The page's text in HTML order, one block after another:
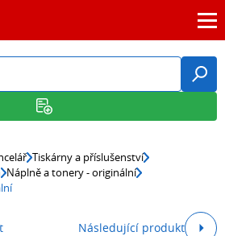
Tiskárny a příslušenství
Náplně a tonery - originální
Následující produkt